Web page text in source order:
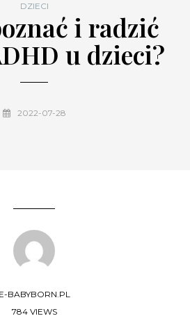
DZIECI
i radzić
u dzieci?
2022-07-28
E-BABYBORN.PL
784 VIEWS